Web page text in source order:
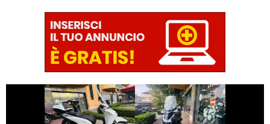
HONDA SH
€ 3.390 €
HONDA SH
€ 3.390 €